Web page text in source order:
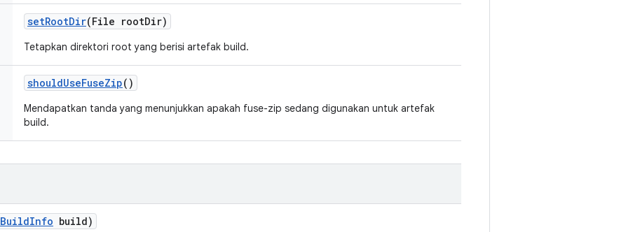
setRootDir(File rootDir)
Tetapkan direktori root yang berisi artefak build.
shouldUseFuseZip()
Mendapatkan tanda yang menunjukkan apakah fuse-zip sedang digunakan untuk artefak
build.
BuildInfo build)